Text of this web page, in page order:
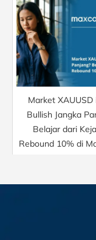
Market XAUUSD
Bullish Jangka
Belajar dari
Rebound 10% di